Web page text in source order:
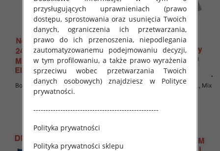
Bokserki męskie Roz M-2XL, Mix
kolor Paczka 24 szt
6.90 zł
Bokserki męskie Roz M-2XL, Mix
6.90 zł
przysługujących uprawnieniach (prawo
dostępu, sprostowania oraz usunięcia Twoich
danych, ograniczenia ich przetwarzania,
prawo do ich przenoszenia, niepodlegania
zautomatyzowanemu podejmowaniu decyzji,
w tym profilowaniu, a także prawo wyrażenia
sprzeciwu wobec przetwarzania Twoich
danych osobowych) znajdziesz w Polityce
prywatności.
---------------------------------------------------
Polityka prywatności
Polityka prywatności sklepu